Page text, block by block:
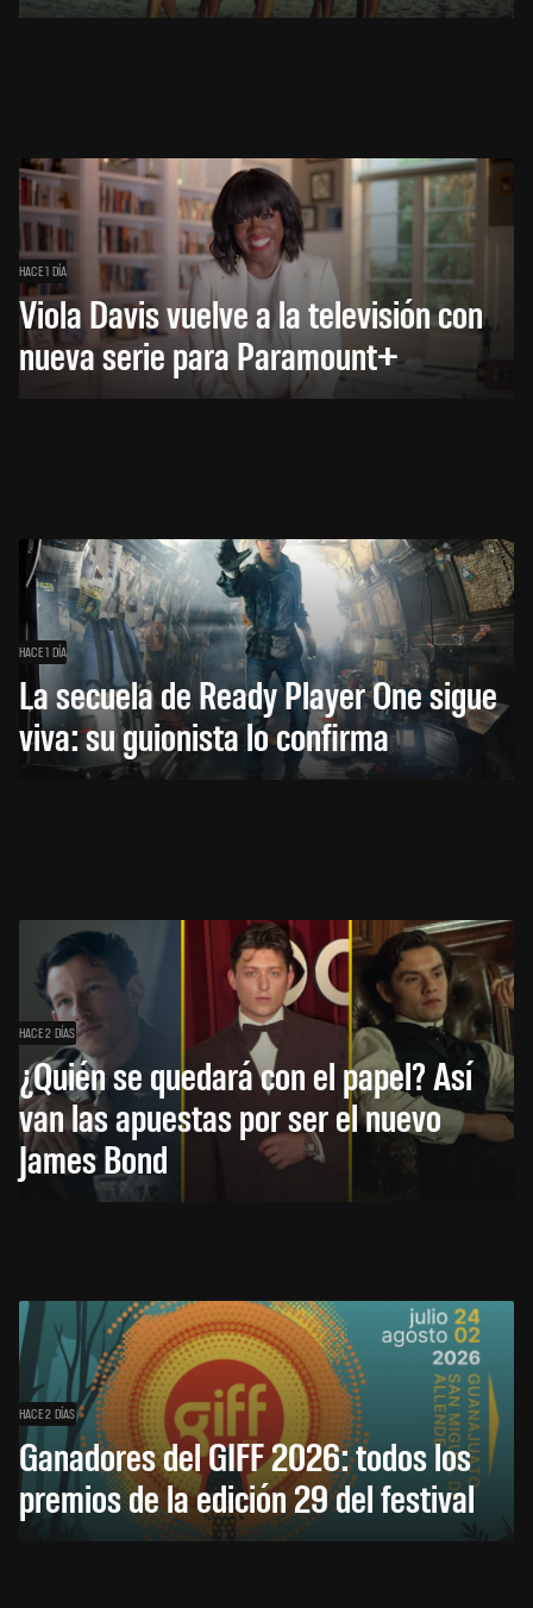
HACE 1 DÍA
Viola Davis vuelve a la televisión con
nueva serie para Paramount+
HACE 1 DÍA
La secuela de Ready Player One sigue
viva: su guionista lo confirma
HACE 2 DÍAS
¿Quién se quedará con el papel? Así
van las apuestas por ser el nuevo
James Bond
HACE 2 DÍAS
Ganadores del GIFF 2026: todos los
premios de la edición 29 del festival